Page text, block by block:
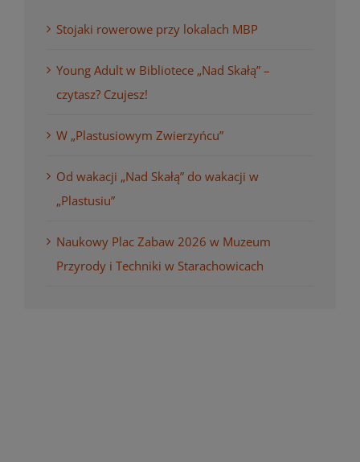
Stojaki rowerowe przy lokalach MBP
Young Adult w Bibliotece „Nad Skałą” –
czytasz? Czujesz!
W „Plastusiowym Zwierzyńcu”
Od wakacji „Nad Skałą” do wakacji w
„Plastusiu”
Naukowy Plac Zabaw 2026 w Muzeum
Przyrody i Techniki w Starachowicach